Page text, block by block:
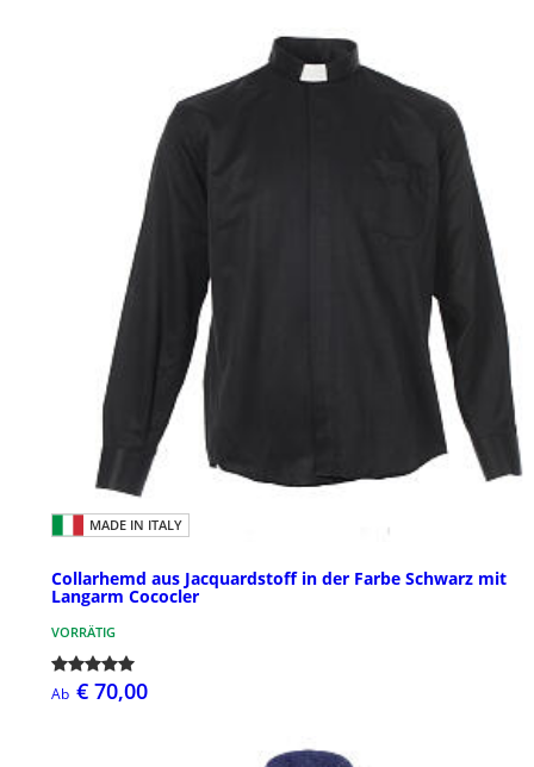
MADE IN ITALY
Collarhemd aus Jacquardstoff in der Farbe Schwarz mit
Langarm Cococler
VORRÄTIG
Ab € 70,00